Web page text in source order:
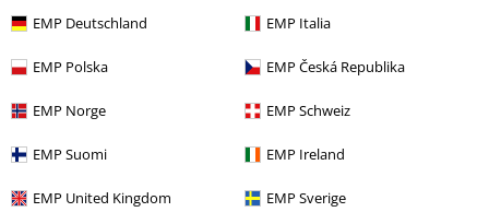
EMP Deutschland EMP Italia
EMP Polska EMP Česká Republika
EMP Norge EMP Schweiz
EMP Suomi EMP Ireland
EMP United Kingdom EMP Sverige
More categories. More options.
Výprodej % Filmy & seriály Disney
Výprodej % OUTLET
Filmy & seriály Šátky & Bandana šátky
Výprodej % Muži Doplňky